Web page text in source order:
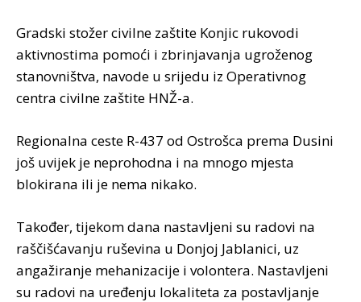
Gradski stožer civilne zaštite Konjic rukovodi
aktivnostima pomoći i zbrinjavanja ugroženog
stanovništva, navode u srijedu iz Operativnog
centra civilne zaštite HNŽ-a.
Regionalna ceste R-437 od Ostrošca prema Dusini
još uvijek je neprohodna i na mnogo mjesta
blokirana ili je nema nikako.
Također, tijekom dana nastavljeni su radovi na
raščišćavanju ruševina u Donjoj Jablanici, uz
angažiranje mehanizacije i volontera. Nastavljeni
su radovi na uređenju lokaliteta za postavljanje